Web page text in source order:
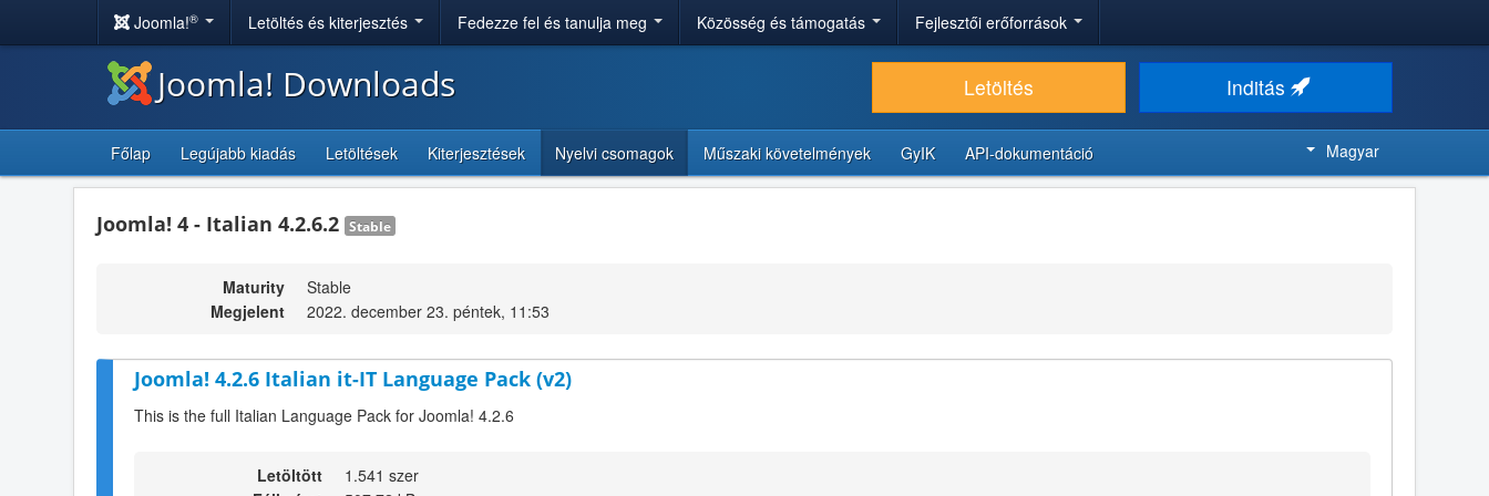
Joomla!® Letöltés és kiterjesztés Fedezze fel és tanulja meg Közösség és támogatás Fejlesztői erőforrások
Joomla! Downloads Letöltés Inditás
Főlap Legújabb kiadás Letöltések Kiterjesztések Nyelvi csomagok Műszaki követelmények GyIK API-dokumentáció Magyar
Joomla! 4 - Italian 4.2.6.2 Stable
Maturity
Stable
Megjelent
2022. december 23. péntek, 11:53
Joomla! 4.2.6 Italian it-IT Language Pack (v2)
This is the full Italian Language Pack for Joomla! 4.2.6
Letöltött
1.541 szer